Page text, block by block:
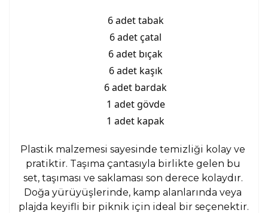
6 adet tabak
6 adet çatal
6 adet bıçak
6 adet kaşık
6 adet bardak
1 adet gövde
1 adet kapak
Plastik malzemesi sayesinde temizliği kolay ve
pratiktir. Taşıma çantasıyla birlikte gelen bu
set, taşıması ve saklaması son derece kolaydır.
Doğa yürüyüşlerinde, kamp alanlarında veya
plajda keyifli bir piknik için ideal bir seçenektir.